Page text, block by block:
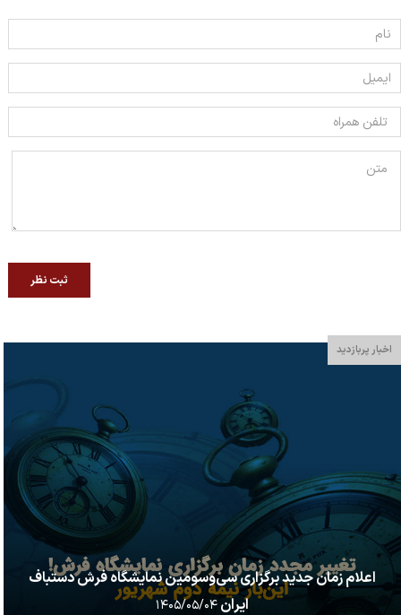
ثبت نظر
اخبار پربازدید
اعلام زمان جدید برگزاری سی‌وسومین نمایشگاه فرش دستباف
ایران۱۴۰۵/۰۵/۰۴